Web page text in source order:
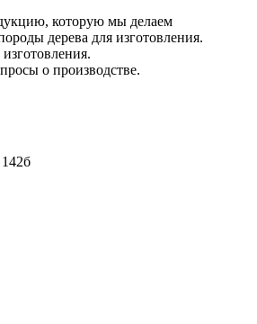
которую мы делаем
дерева для изготовления.
о производстве.